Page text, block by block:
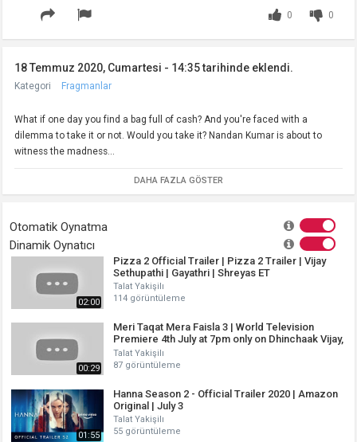
0
0
18 Temmuz 2020, Cumartesi - 14:35 tarihinde eklendi.
Kategori Fragmanlar
What if one day you find a bag full of cash? And you're faced with a
dilemma to take it or not. Would you take it? Nandan Kumar is about to
witness the madness...
DAHA FAZLA GÖSTER
Otomatik Oynatma
Dinamik Oynatıcı
02:00
Pizza 2 Official Trailer | Pizza 2 Trailer | Vijay
Sethupathi | Gayathri | Shreyas ET
Talat Yakişilı
114 görüntüleme
00:29
Meri Taqat Mera Faisla 3 | World Television
Premiere 4th July at 7pm only on Dhinchaak Vijay,
Mahima
Talat Yakişilı
87 görüntüleme
01:55
Hanna Season 2 - Official Trailer 2020 | Amazon
Original | July 3
Talat Yakişilı
55 görüntüleme